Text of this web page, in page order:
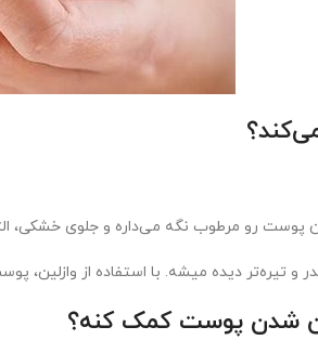
پوست رو مرطوب نگه می‌داره و جلوی خشکی،
دیده میشه. با استفاده از وازلین،
شدن پوست کمک کنه؟